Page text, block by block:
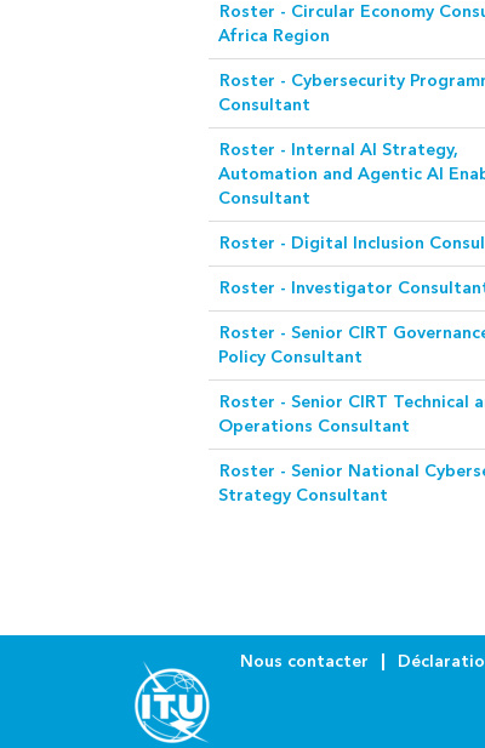
Roster - Circular Economy
Africa Region
Roster - Cybersecurity
Consultant
Roster - Internal AI Strategy,
Automation and Agentic AI
Consultant
Roster - Digital Inclusion
Roster - Investigator
Roster - Senior CIRT
Policy Consultant
Roster - Senior CIRT Technical
Operations Consultant
Roster - Senior National
Strategy Consultant
Nous contacter